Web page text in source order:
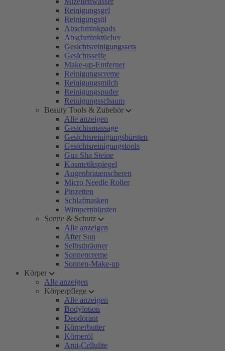
Reinigungsgel
Reinigungsöl
Abschminkpads
Abschminktücher
Gesichtsreinigungssets
Gesichtsseife
Make-up-Entferner
Reinigungscreme
Reinigungsmilch
Reinigungspuder
Reinigungsschaum
Beauty Tools & Zubehör
Alle anzeigen
Gesichtsmassage
Gesichtsreinigungsbürsten
Gesichtsreinigungstools
Gua Sha Steine
Kosmetikspiegel
Augenbrauenscheren
Micro Needle Roller
Pinzetten
Schlafmasken
Wimpernbürsten
Sonne & Schutz
Alle anzeigen
After Sun
Selbstbräuner
Sonnencreme
Sonnen-Make-up
Körper
Alle anzeigen
Körperpflege
Alle anzeigen
Bodylotion
Deodorant
Körperbutter
Körperöl
Anti-Cellulite